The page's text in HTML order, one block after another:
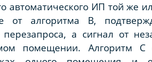
автоматического ИП той же
алгоритма В,
а сигнал от
помещении. Алгоритм С